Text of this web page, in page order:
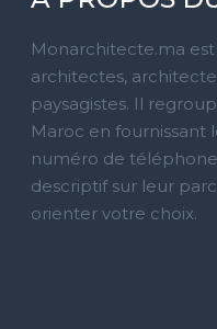
Monarchitecte.ma
architectes,
paysagistes. Il
Maroc en fournissant
numéro de
descriptif sur leur
orienter votre choix.